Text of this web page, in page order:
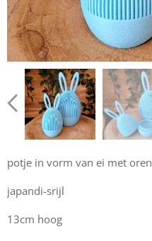
potje in vorm van ei met oren
japandi-srijl
13cm hoog